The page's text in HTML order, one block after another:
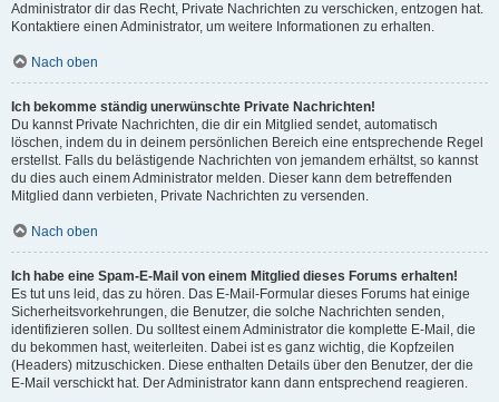
Administrator dir das Recht, Private Nachrichten zu verschicken, entzogen hat.
Kontaktiere einen Administrator, um weitere Informationen zu erhalten.
Nach oben
Ich bekomme ständig unerwünschte Private Nachrichten!
Du kannst Private Nachrichten, die dir ein Mitglied sendet, automatisch
löschen, indem du in deinem persönlichen Bereich eine entsprechende Regel
erstellst. Falls du belästigende Nachrichten von jemandem erhältst, so kannst
du dies auch einem Administrator melden. Dieser kann dem betreffenden
Mitglied dann verbieten, Private Nachrichten zu versenden.
Nach oben
Ich habe eine Spam-E-Mail von einem Mitglied dieses Forums erhalten!
Es tut uns leid, das zu hören. Das E-Mail-Formular dieses Forums hat einige
Sicherheitsvorkehrungen, die Benutzer, die solche Nachrichten senden,
identifizieren sollen. Du solltest einem Administrator die komplette E-Mail, die
du bekommen hast, weiterleiten. Dabei ist es ganz wichtig, die Kopfzeilen
(Headers) mitzuschicken. Diese enthalten Details über den Benutzer, der die
E-Mail verschickt hat. Der Administrator kann dann entsprechend reagieren.